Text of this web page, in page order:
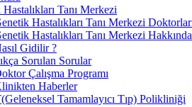
Tanı Merkezi
Hastalıkları Tanı Merkezi
Hastalıkları Tanı Merkezi Hakkında
Gidilir ?
Sorulan Sorular
Çalışma Programı
Haberler
Tamamlayıcı Tıp) Polikliniği